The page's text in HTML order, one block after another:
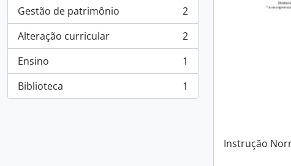
Gestão de patrimônio
, 2 resultados
2
Alteração curricular
, 2 resultados
2
Ensino
, 1 resultados
1
Biblioteca
, 1 resultados 1
Instrução